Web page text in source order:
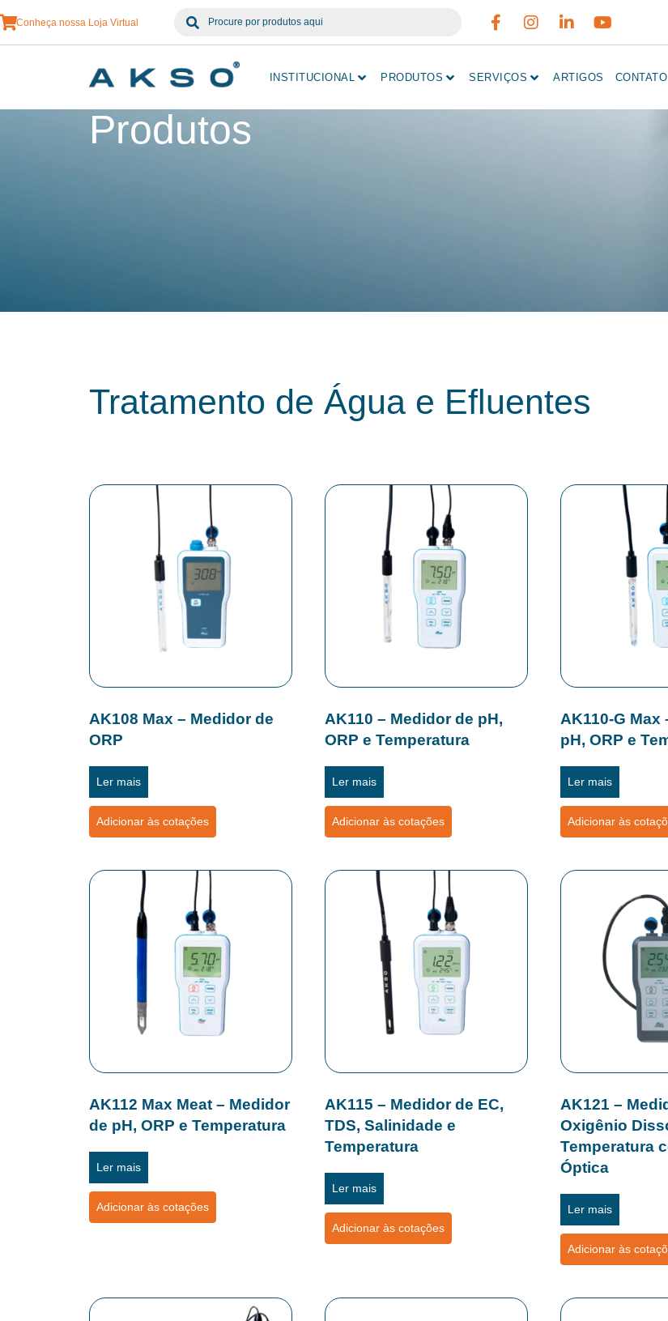
Conheça nossa Loja Virtual
INSTITUCIONAL PRODUTOS SERVIÇOS ARTIGOS CONTATO
Produtos
Tratamento de Água e Efluentes
AK108 Max – Medidor de
ORP
Ler mais
Adicionar às cotações
AK110 – Medidor de pH,
ORP e Temperatura
Ler mais
Adicionar às cotações
AK110-G Max
pH, ORP e
Ler mais
Adicionar às
AK112 Max Meat – Medidor
de pH, ORP e Temperatura
Ler mais
Adicionar às cotações
AK115 – Medidor de EC,
TDS, Salinidade e
Temperatura
Ler mais
Adicionar às cotações
AK121 –
Oxigênio
Temperatura
Óptica
Ler mais
Adicionar às